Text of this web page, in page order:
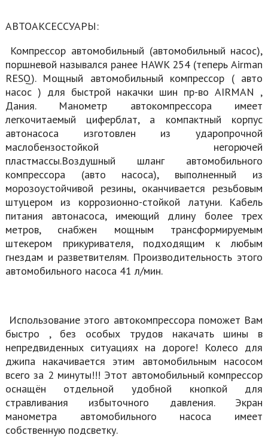
АВТОАКСЕССУАРЫ:
Компрессор автомобильный (автомобильный насос),
поршневой назывался ранее HAWK 254 (теперь Airman
RESQ). Мощный автомобильный компрессор ( авто
насос ) для быстрой накачки шин пр-во AIRMAN ,
Дания. Манометр автокомпрессора имеет
легкочитаемый циферблат, а компактный корпус
автонасоса изготовлен из ударопрочной
маслобензостойкой негорючей
пластмассы.Воздушный шланг автомобильного
компрессора (авто насоса), выполненный из
морозоустойчивой резины, оканчивается резьбовым
штуцером из коррозионно-стойкой латуни. Кабель
питания автонасоса, имеющий длину более трех
метров, снабжен мощным трансформируемым
штекером прикуривателя, подходящим к любым
гнездам и разветвителям. Производительность этого
автомобильного насоса 41 л/мин.
Использование этого автокомпрессора поможет Вам
быстро , без особых трудов накачать шины в
непредвиденных ситуациях на дороге! Колесо для
джипа накачивается этим автомобильным насосом
всего за 2 минуты!!! Этот автомобильный компрессор
оснащён отдельной удобной кнопкой для
стравливания избыточного давления. Экран
манометра автомобильного насоса имеет
собственную подсветку.